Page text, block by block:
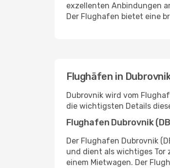
exzellenten Anbindungen
Der Flughafen bietet eine
Flughäfen in
Dubrovnik wird vom
die wichtigsten Details
Flughafen Dubrovnik
Der Flughafen Dubrovnik
und dient als wichtiges Tor
einem Mietwagen. Der